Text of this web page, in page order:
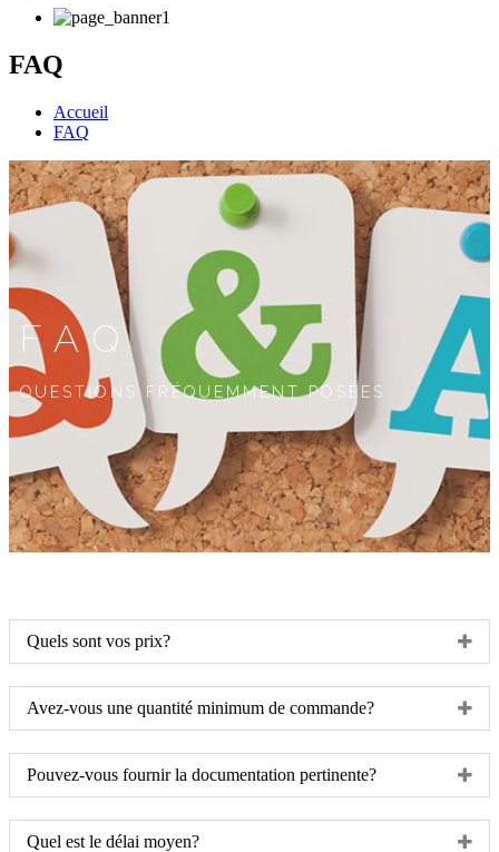
FAQ
Accueil
FAQ
FAQ
QUESTIONS FRÉQUEMMENT POSÉES
Quels sont vos prix?
Avez-vous une quantité minimum de commande?
Pouvez-vous fournir la documentation pertinente?
Quel est le délai moyen?